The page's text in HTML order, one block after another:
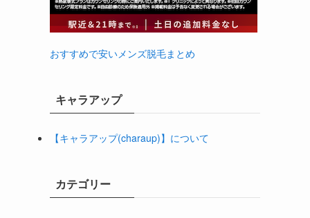
おすすめで安いメンズ脱毛まとめ
キャラアップ
【キャラアップ(charaup)】について
カテゴリー